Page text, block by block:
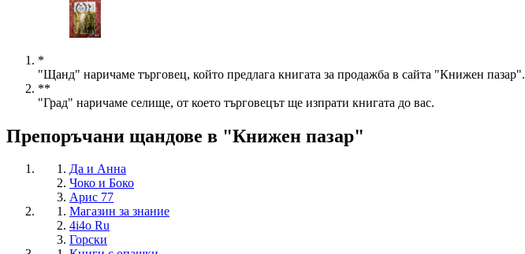
*
"Щанд" наричаме търговец, който предлага книгата за продажба в сайта "Книжен пазар".
**
"Град" наричаме селище, от което търговецът ще изпрати книгата до вас.
Препоръчани щандове в "Книжен пазар"
Да и Анна
Чоко и Боко
Арис 77
Магазин за знание
4i4o Ru
Горски